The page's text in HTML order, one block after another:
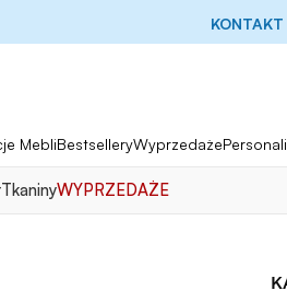
MebliBestselleryWyprzedaże
TkaninyWYPRZEDAŻE